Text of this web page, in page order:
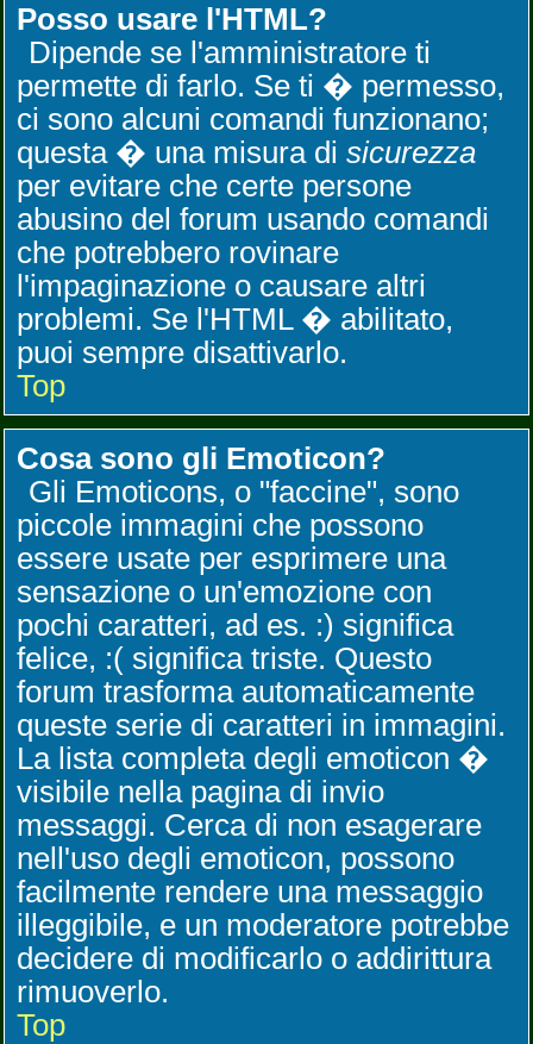
Posso usare l'HTML?
Dipende se l'amministratore ti
permette di farlo. Se ti � permesso,
ci sono alcuni comandi funzionano;
questa � una misura di sicurezza
per evitare che certe persone
abusino del forum usando comandi
che potrebbero rovinare
l'impaginazione o causare altri
problemi. Se l'HTML � abilitato,
puoi sempre disattivarlo.
Top
Cosa sono gli Emoticon?
Gli Emoticons, o "faccine", sono
piccole immagini che possono
essere usate per esprimere una
sensazione o un'emozione con
pochi caratteri, ad es. :) significa
felice, :( significa triste. Questo
forum trasforma automaticamente
queste serie di caratteri in immagini.
La lista completa degli emoticon �
visibile nella pagina di invio
messaggi. Cerca di non esagerare
nell'uso degli emoticon, possono
facilmente rendere una messaggio
illeggibile, e un moderatore potrebbe
decidere di modificarlo o addirittura
rimuoverlo.
Top